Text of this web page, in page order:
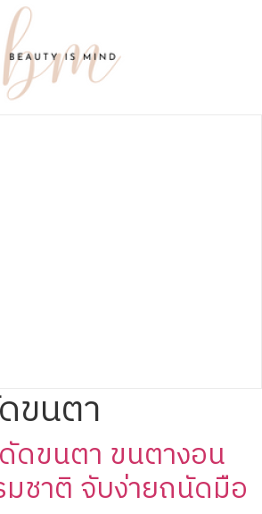
ขนตา
ดขนตา ขนตางอน
มชาติ จับง่ายถนัดมือ